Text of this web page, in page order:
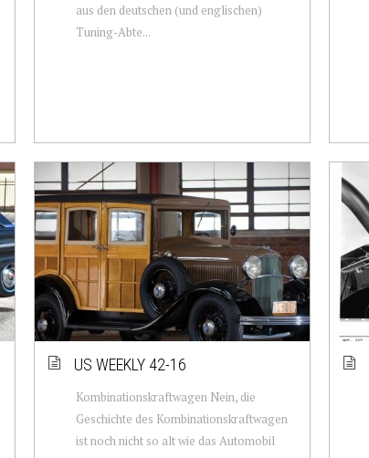
aus den deutschen (und englischen)
Tuning-Abte...
US WEEKLY 42-16
Kombinationskraftwagen Nein, die
Geschichte des Kombinationskraftwagen
ist noch nicht so alt wie das Automobil